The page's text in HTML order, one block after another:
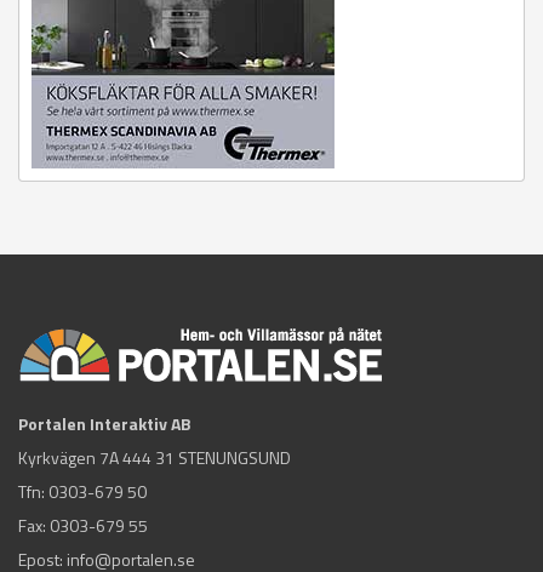
Portalen Interaktiv AB
Kyrkvägen 7A 444 31 STENUNGSUND
Tfn: 0303-679 50
Fax: 0303-679 55
Epost: info@portalen.se